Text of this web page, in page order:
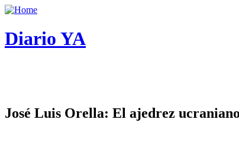
Diario YA
José Luis Orella: El ajedrez ucraniano